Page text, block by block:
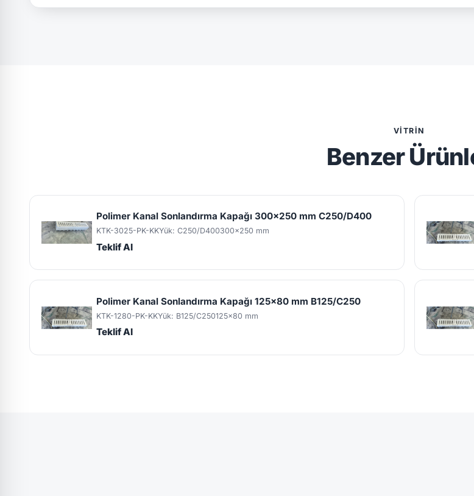
VITRIN
Benzer
Polimer Kanal Sonlandırma Kapağı 300x250 mm C250/D400
KTK-3025-PK-KKYük: C250/D400300x250 mm
Teklif Al
Polimer Kanal Sonlandırma Kapağı 125x80 mm B125/C250
KTK-1280-PK-KKYük: B125/C250125x80 mm
Teklif Al